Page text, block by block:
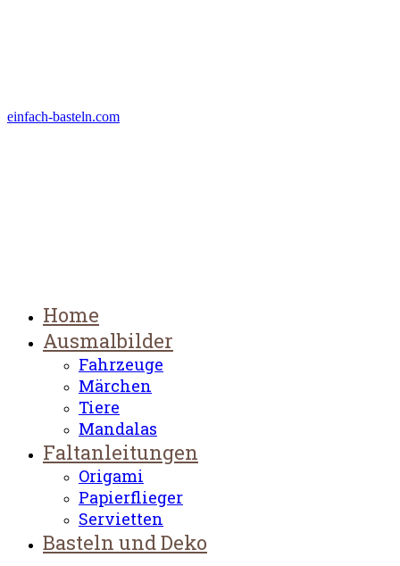
einfach-basteln.com
Home
Ausmalbilder
Fahrzeuge
Märchen
Tiere
Mandalas
Faltanleitungen
Origami
Papierflieger
Servietten
Basteln und Deko